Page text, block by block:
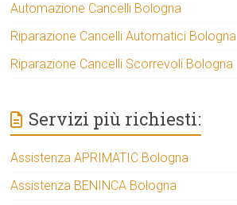
Automazione Cancelli Bologna
Riparazione Cancelli Automatici Bologna
Riparazione Cancelli Scorrevoli Bologna
Servizi più richiesti:
Assistenza APRIMATIC Bologna
Assistenza BENINCA Bologna